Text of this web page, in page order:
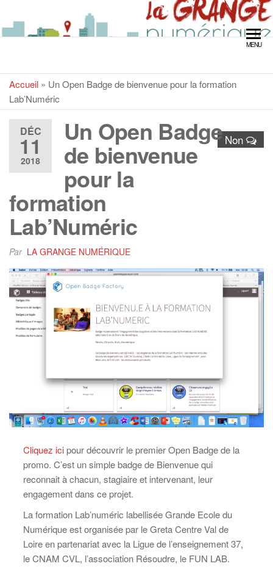
LA GRANGE
NUMÉRIQUE
MENU
Accueil » Un Open Badge de bienvenue pour la formation
Lab’Numéric
DÉC
11
2018
Non
Un Open Badge
de bienvenue
pour la
formation
Lab’Numéric
Par LA GRANGE NUMÉRIQUE
Cliquez icipour découvrir le premier Open Badge de la
promo. C’est un simple badge de Bienvenue qui
reconnait à chacun, stagiaire et intervenant, leur
engagement dans ce projet.
La formation Lab’numéric labellisée Grande Ecole du
Numérique est organisée par le Greta Centre Val de
Loire en partenariat avec la Ligue de l’enseignement 37,
le CNAM CVL, l’association Résoudre, le FUN LAB.